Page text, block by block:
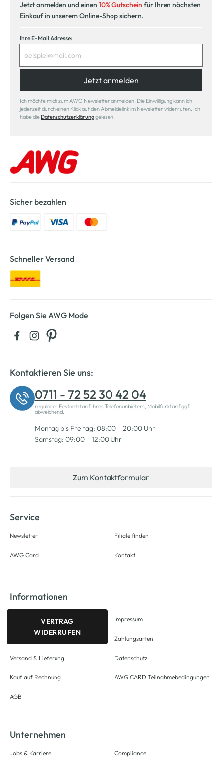
Jetzt anmelden und einen 10% Gutschein für Ihren nächsten
Einkauf in unserem Online-Shop sichern.
Ihre E-Mail Adresse:
Jetzt anmelden
Ich möchte mich zum AWG Newsletter anmelden. Die Einwilligung kann ich
jederzeit durch einen Klick auf den Abmeldelink im Newsletter widerrufen. Ich
habe die Datenschutzerklärunggelesen.
Sicher bezahlen
Schneller Versand
Folgen Sie AWG Mode
Kontaktieren Sie uns:
0711 - 72 52 30 42 04
regulärer Festnetztarif Ihres Telefonanbieters, Mobilfunktarif ggf.
abweichend.
Montag bis Freitag: 08:00 – 20:00 Uhr
Samstag: 09:00 – 12:00 Uhr
Zum Kontaktformular
Service
Newsletter
AWG Card
Filiale finden
Kontakt
Informationen
VERTRAG
WIDERRUFEN
Versand & Lieferung
Kauf auf Rechnung
AGB
Impressum
Zahlungsarten
Datenschutz
AWG CARD Teilnahmebedingungen
Unternehmen
Jobs & Karriere Compliance